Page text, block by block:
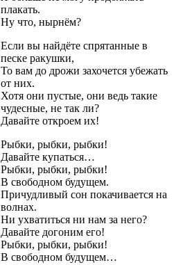
плакать.
Ну что, нырнём?
Если вы найдёте спрятанные в
песке ракушки,
То вам до дрожи захочется убежать
от них.
Хотя они пустые, они ведь такие
чудесные, не так ли?
Давайте откроем их!
Рыбки, рыбки, рыбки!
Давайте купаться…
Рыбки, рыбки, рыбки!
В свободном будущем.
Причудливый сон покачивается на
волнах.
Ни ухватиться ни нам за него?
Давайте догоним его!
Рыбки, рыбки, рыбки!
В свободном будущем…